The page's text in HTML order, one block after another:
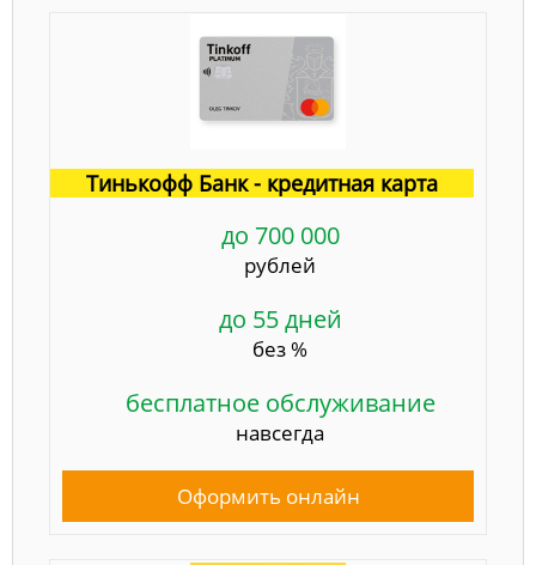
Тинькофф Банк - кредитная карта
до 700 000
рублей
до 55 дней
без %
бесплатное обслуживание
навсегда
Оформить онлайн